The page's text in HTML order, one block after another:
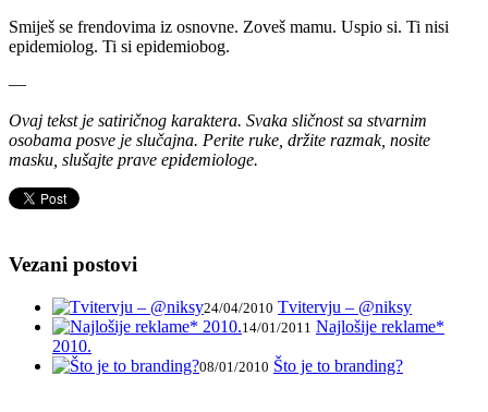
Smiješ se frendovima iz osnovne. Zoveš mamu. Uspio si. Ti nisi
epidemiolog. Ti si epidemiobog.
—
Ovaj tekst je satiričnog karaktera. Svaka sličnost sa stvarnim
osobama posve je slučajna. Perite ruke, držite razmak, nosite
masku, slušajte prave epidemiologe.
Vezani postovi
24/04/2010 Tvitervju – @niksy
14/01/2011 Najlošije reklame*
2010.
08/01/2010 Što je to branding?